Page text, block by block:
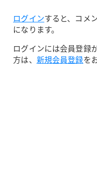
ログインすると、コメ
になります。
ログインには会員登録
方は、 新規会員登録を